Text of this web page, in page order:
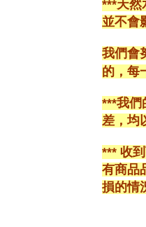
***天然
並不會
我們會
的，每
***我們
差，均
*** 收
有商品
損的情